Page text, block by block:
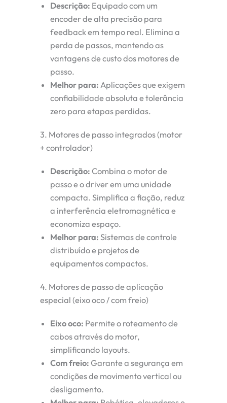
Descrição: Equipado com um
encoder de alta precisão para
feedback em tempo real. Elimina a
perda de passos, mantendo as
vantagens de custo dos motores de
passo.
Melhor para: Aplicações que exigem
confiabilidade absoluta e tolerância
zero para etapas perdidas.
3. Motores de passo integrados (motor
+ controlador)
Descrição: Combina o motor de
passo e o driver em uma unidade
compacta. Simplifica a fiação, reduz
a interferência eletromagnética e
economiza espaço.
Melhor para: Sistemas de controle
distribuído e projetos de
equipamentos compactos.
4. Motores de passo de aplicação
especial (eixo oco / com freio)
Eixo oco: Permite o roteamento de
cabos através do motor,
simplificando layouts.
Com freio: Garante a segurança em
condições de movimento vertical ou
desligamento.